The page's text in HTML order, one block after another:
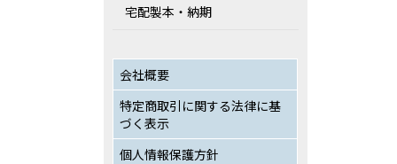
宅配製本・納期
会社概要
特定商取引に関する法律に基
づく表示
個人情報保護方針